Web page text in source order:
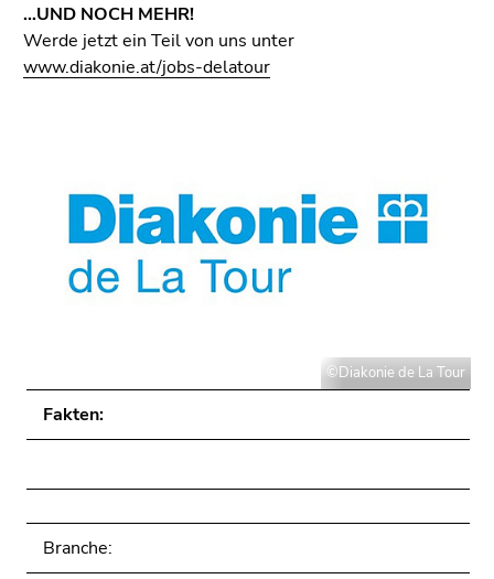
…UND NOCH MEHR!
Werde jetzt ein Teil von uns unter
www.diakonie.at/jobs-delatour
©Diakonie de La Tour
Fakten:
Branche: